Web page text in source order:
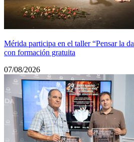
Mérida participa en el taller “Pensar la
con formación gratuita
07/08/2026